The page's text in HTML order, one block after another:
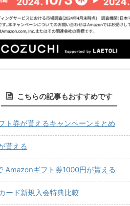
こちらの記事もおすすめです
ト券が貰えるキャンペーンまとめ
貰える
Amazonギフト券1000円が貰える
ード新規入会特典比較